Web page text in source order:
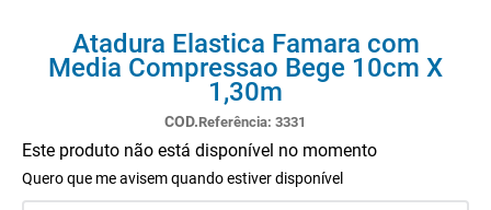
Atadura Elastica Famara com
Media Compressao Bege 10cm X
1,30m
Referência: 3331
Este produto não está disponível no momento
Quero que me avisem quando estiver disponível
andadores
meia compressao
4º
cadeira higienica
5º
tipoia